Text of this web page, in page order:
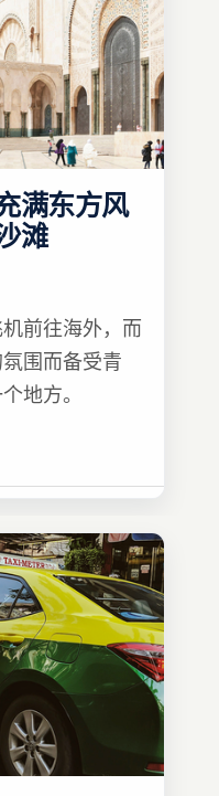
满东方风
滩
前往海外，而
围而备受青
地方。